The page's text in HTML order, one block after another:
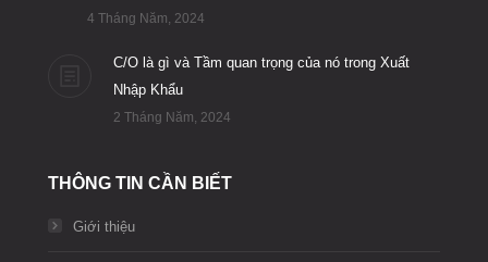
4 Tháng Năm, 2024
C/O là gì và Tầm quan trọng của nó trong Xuất
Nhập Khẩu
2 Tháng Năm, 2024
THÔNG TIN CẦN BIẾT
Giới thiệu